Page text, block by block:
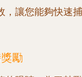
，讓您能夠快速捕
勵